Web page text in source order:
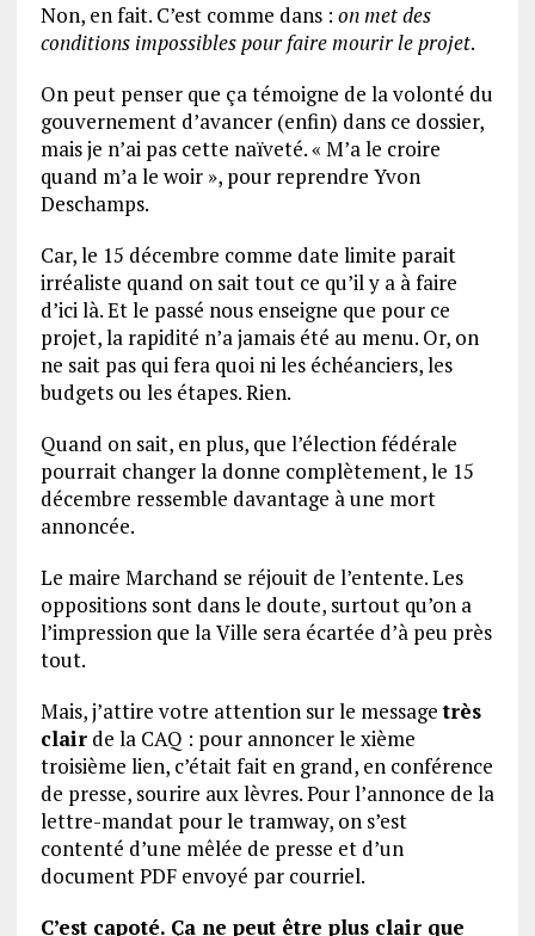
Non, en fait. C’est comme dans : on met des
conditions impossibles pour faire mourir le projet.
On peut penser que ça témoigne de la volonté du
gouvernement d’avancer (enfin) dans ce dossier,
mais je n’ai pas cette naïveté. « M’a le croire
quand m’a le woir », pour reprendre Yvon
Deschamps.
Car, le 15 décembre comme date limite parait
irréaliste quand on sait tout ce qu’il y a à faire
d’ici là. Et le passé nous enseigne que pour ce
projet, la rapidité n’a jamais été au menu. Or, on
ne sait pas qui fera quoi ni les échéanciers, les
budgets ou les étapes. Rien.
Quand on sait, en plus, que l’élection fédérale
pourrait changer la donne complètement, le 15
décembre ressemble davantage à une mort
annoncée.
Le maire Marchand se réjouit de l’entente. Les
oppositions sont dans le doute, surtout qu’on a
l’impression que la Ville sera écartée d’à peu près
tout.
Mais, j’attire votre attention sur le messagetrès
clairde la CAQ : pour annoncer le xième
troisième lien, c’était fait en grand, en conférence
de presse, sourire aux lèvres. Pour l’annonce de la
lettre-mandat pour le tramway, on s’est
contenté d’une mêlée de presse et d’un
document PDF envoyé par courriel.
C’est capoté. Ça ne peut être plus clair que